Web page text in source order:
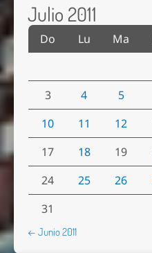
Julio 2011
Do Lu Ma
3
4 5
10
11 12
17
18 19
24
25 26
31
← Junio 2011